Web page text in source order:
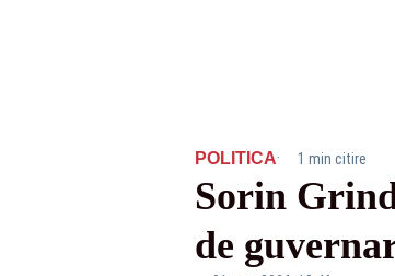
POLITICA· 1 min citire
Sorin
de